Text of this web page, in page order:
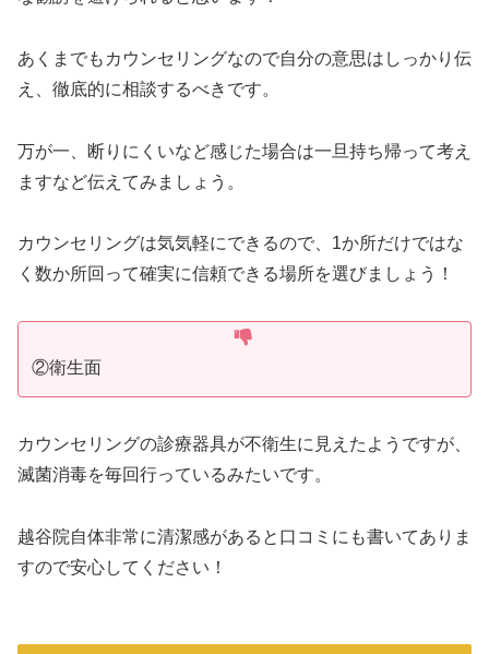
あくまでもカウンセリングなので自分の意思はしっかり伝
え、徹底的に相談するべきです。
万が一、断りにくいなど感じた場合は一旦持ち帰って考え
ますなど伝えてみましょう。
カウンセリングは気気軽にできるので、1か所だけではな
く数か所回って確実に信頼できる場所を選びましょう！
②衛生面
カウンセリングの診療器具が不衛生に見えたようですが、
滅菌消毒を毎回行っているみたいです。
越谷院自体非常に清潔感があると口コミにも書いてありま
すので安心してください！